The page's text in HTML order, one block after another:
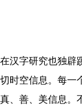
汉字研究也独辟
时空信息。每一
、善、美信息。